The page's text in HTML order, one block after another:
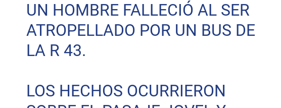
UN HOMBRE FALLECIÓ AL SER
ATROPELLADO POR UN BUS DE
LA R 43.
LOS HECHOS OCURRIERON